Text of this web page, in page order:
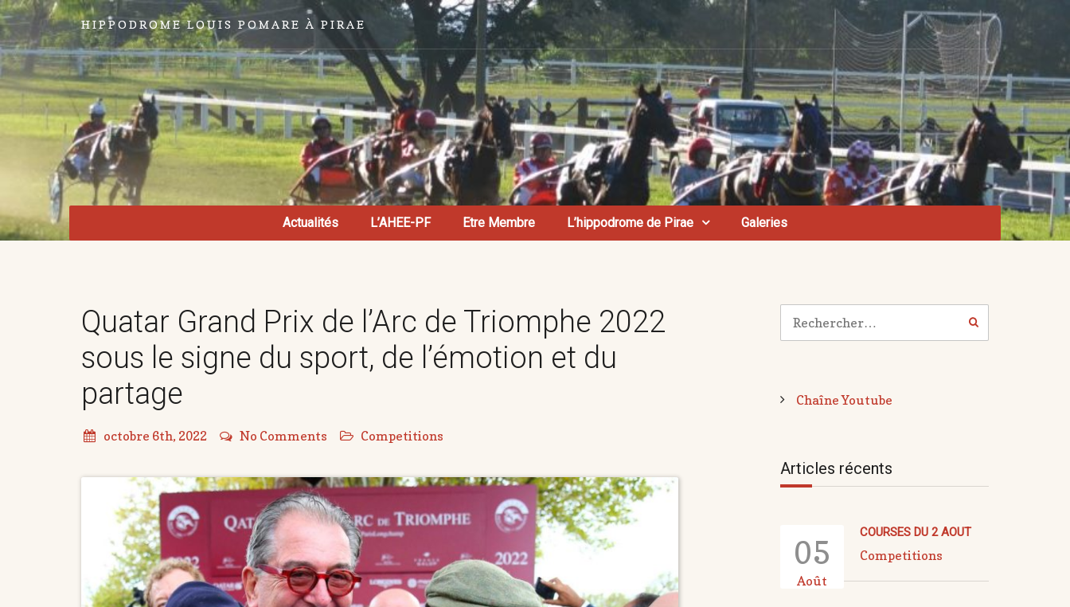
HIPPODROME LOUIS POMARE À PIRAE
Actualités L’AHEE-PF Etre Membre L’hippodrome de Pirae Galeries
Quatar Grand Prix de l’Arc de Triomphe 2022
sous le signe du sport, de l’émotion et du
partage
octobre 6th, 2022 No Comments Competitions
Chaîne Youtube
Articles récents
05
Août
COURSES DU 2 AOUT
Competitions